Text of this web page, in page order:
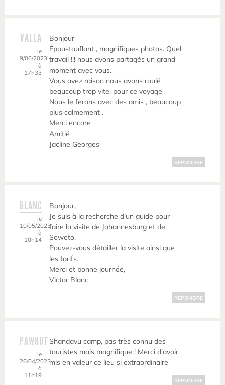
VALLA
le
9/06/2023
à
17h33
Bonjour
Époustouflant , magnifiques photos. Quel
travail !!! nous avons partagés un grand
moment avec vous.
Vous avez raison nous avons roulé
beaucoup trop vite, pour ce voyage
Nous le ferons avec des amis , beaucoup
plus calmement .
Merci encore
Amitié
Jacline Georges
RÉPONDRE
BLANC
le
10/05/2023
à
10h14
Bonjour,
Je suis à la recherche d’un guide pour
faire la visite de Johannesburg et de
Soweto.
Pouvez-vous détailler la visite ainsi que
les tarifs.
Merci et bonne journée,
Victor Blanc
RÉPONDRE
PAWHUT
le
26/04/2023
à
11h19
Shandavu camp, pas très connu des
touristes mais magnifique ! Merci d’avoir
mis en valeur ce lieu si extraordinaire
RÉPONDRE